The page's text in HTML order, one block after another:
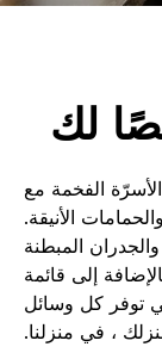
لك
الفخمة مع
الأنيقة.
المبطنة
إلى قائمة
توفر كل وسائل
، في منزلنا.